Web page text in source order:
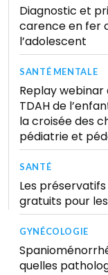
Diagnostic et
carence en fer
l’adolescent
SANTÉ MENTALE
Replay webinar
TDAH de
la croisée des
pédiatrie et
SANTÉ
Les
gratuits pour
GYNÉCOLOGIE
quelles